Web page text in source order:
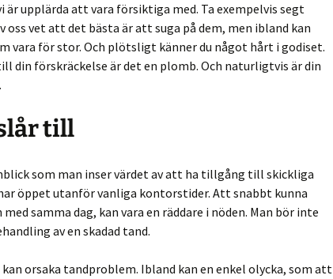
är upplärda att vara försiktiga med. Ta exempelvis segt
oss vet att det bästa är att suga på dem, men ibland kan
vara för stor. Och plötsligt känner du något hårt i godiset.
din förskräckelse är det en plomb. Och naturligtvis är din
till
som man inser värdet av att ha tillgång till skickliga
öppet utanför vanliga kontorstider. Att snabbt kunna
samma dag, kan vara en räddare i nöden. Man bör inte
av en skadad tand.
orsaka tandproblem. Ibland kan en enkel olycka, som att